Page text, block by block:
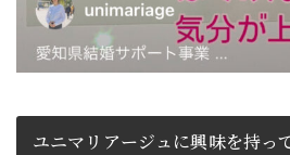
ユニマリアージュに興味を持っ